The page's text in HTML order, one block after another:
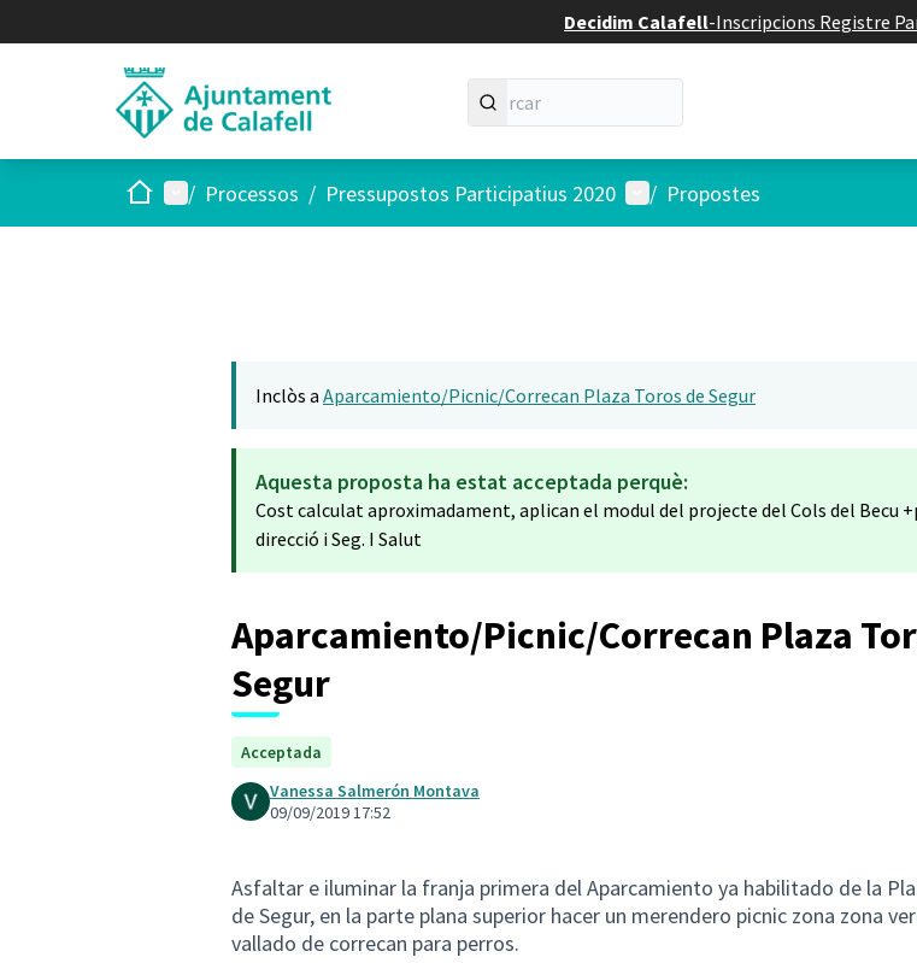
Decidim Calafell-Inscripcions Registre
Inici Menú principal
/ Processos / Pressupostos Participatius 2020 Menú d'usuari
/ Propostes
Inclòs a Aparcamiento/Picnic/Correcan Plaza Toros de Segur
Aquesta proposta ha estat acceptada perquè:
Cost calculat aproximadament, aplican el modul del projecte del Cols del Becu
direcció i Seg. I Salut
Aparcamiento/Picnic/Correcan Plaza
Segur
Acceptada
Vanessa Salmerón Montava
09/09/2019 17:52
Asfaltar e iluminar la franja primera del Aparcamiento ya habilitado de la
de Segur, en la parte plana superior hacer un merendero picnic zona zona
vallado de correcan para perros.